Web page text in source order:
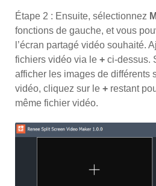
Étape 2 : Ensuite, sélectionnez
fonctions de gauche, et vous
l’écran partagé vidéo souhaité.
fichiers vidéo via le + ci-dessus.
afficher les images de différents
vidéo, cliquez sur le + restant
même fichier vidéo.